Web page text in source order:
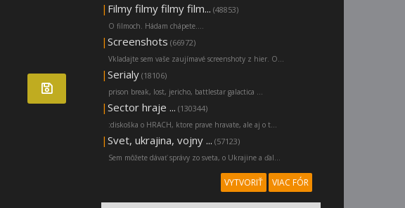
| Filmy filmy filmy film... (48853)
O filmoch. Hádam chápete....
| Screenshots (66972)
Vkladajte sem vaše zaujímavé screenshoty z hier. O...
| Serialy (18106)
prison break, lost, jericho, battlestar galactica ...
| Sector hraje ... (130344)
:diskoška o HRACH, ktore prave hravate, ale aj o t...
| Svet, ukrajina, vojny ... (57123)
Sem môžete dávať správy zo sveta, o Ukrajine a ďal...
VYTVORIŤ VIAC FÓR